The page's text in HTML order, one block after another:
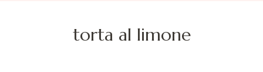
torta al limone